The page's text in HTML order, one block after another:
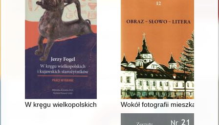
W kręgu wielkopolskich i kujawskich starożytników : prace
Wokół fotografii mieszkańców